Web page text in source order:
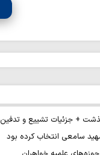
+ جزئیات تشییع و تدفین
سامعی انتخاب کرده بود